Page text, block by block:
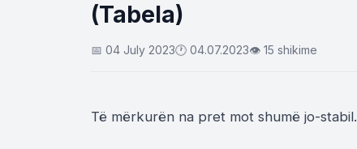
(Tabela)
📅 04 July 2023🕐 04.07.2023👁 15 shikime
Të mërkurën na pret mot shumë jo-stabil.